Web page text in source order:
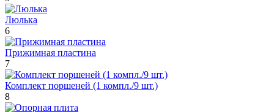
Люлька
6
Прижимная пластина
7
Комплект поршеней (1 компл./9 шт.)
8